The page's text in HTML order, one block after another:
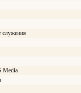
служения
Media